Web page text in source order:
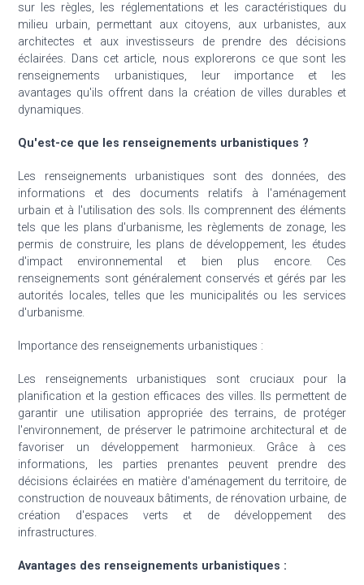
sur les règles, les réglementations et les caractéristiques du
milieu urbain, permettant aux citoyens, aux urbanistes, aux
architectes et aux investisseurs de prendre des décisions
éclairées. Dans cet article, nous explorerons ce que sont les
renseignements urbanistiques, leur importance et les
avantages qu'ils offrent dans la création de villes durables et
dynamiques.
Qu'est-ce que les renseignements urbanistiques ?
Les renseignements urbanistiques sont des données, des
informations et des documents relatifs à l'aménagement
urbain et à l'utilisation des sols. Ils comprennent des éléments
tels que les plans d'urbanisme, les règlements de zonage, les
permis de construire, les plans de développement, les études
d'impact environnemental et bien plus encore. Ces
renseignements sont généralement conservés et gérés par les
autorités locales, telles que les municipalités ou les services
d'urbanisme.
Importance des renseignements urbanistiques :
Les renseignements urbanistiques sont cruciaux pour la
planification et la gestion efficaces des villes. Ils permettent de
garantir une utilisation appropriée des terrains, de protéger
l'environnement, de préserver le patrimoine architectural et de
favoriser un développement harmonieux. Grâce à ces
informations, les parties prenantes peuvent prendre des
décisions éclairées en matière d'aménagement du territoire, de
construction de nouveaux bâtiments, de rénovation urbaine, de
création d'espaces verts et de développement des
infrastructures.
Avantages des renseignements urbanistiques :